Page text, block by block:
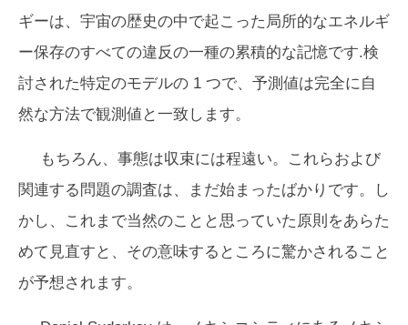
ギーは、宇宙の歴史の中で起こった局所的なエネルギ
ー保存のすべての違反の一種の累積的な記憶です.検
討された特定のモデルの 1 つで、予測値は完全に自
然な方法で観測値と一致します。
もちろん、事態は収束には程遠い。これらおよび
関連する問題の調査は、まだ始まったばかりです。し
かし、これまで当然のことと思っていた原則をあらた
めて見直すと、その意味するところに驚かされること
が予想されます。